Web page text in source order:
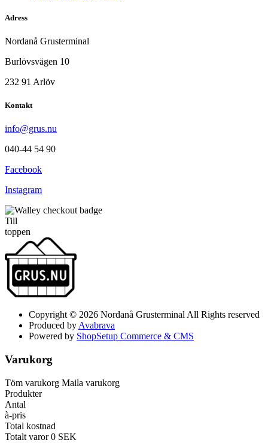
Adress
Nordanå Grusterminal
Burlövsvägen 10
232 91 Arlöv
Kontakt
info@grus.nu
040-44 54 90
Facebook
Instagram
Till
toppen
Copyright © 2026 Nordanå Grusterminal All Rights reserved
Produced byAvabrava
Powered by ShopSetup Commerce & CMS
Varukorg
Töm varukorg Maila varukorg
Produkter
Antal
à-pris
Total kostnad
Totalt varor0 SEK